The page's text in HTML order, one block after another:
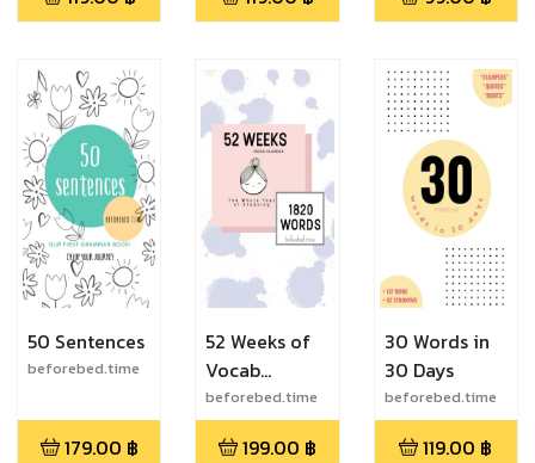
50 Sentences
beforebed.time
179.00 ฿
52 Weeks of
Vocab
Calendar
beforebed.time
199.00 ฿
30 Words in
30 Days
beforebed.time
119.00 ฿